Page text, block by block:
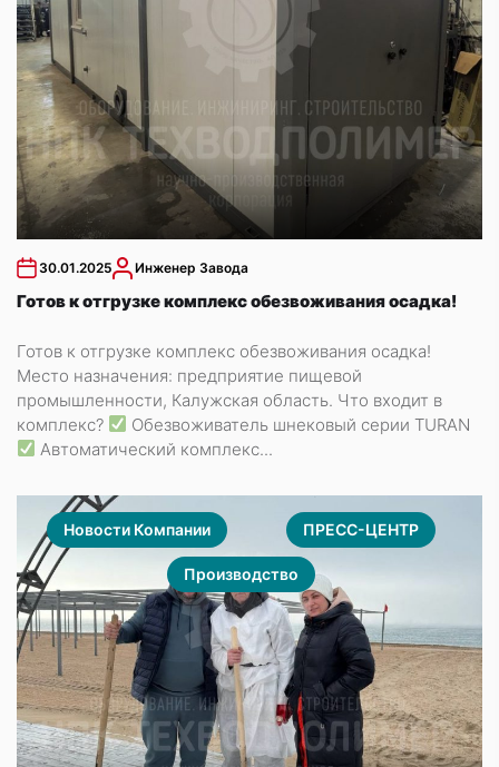
30.01.2025 Инженер Завода
Готов к отгрузке комплекс обезвоживания осадка!
Готов к отгрузке комплекс обезвоживания осадка!
Место назначения: предприятие пищевой
промышленности, Калужская область. Что входит в
комплекс?
Обезвоживатель шнековый серии TURAN
Автоматический комплекс...
Новости Компании ПРЕСС-ЦЕНТР
Производство